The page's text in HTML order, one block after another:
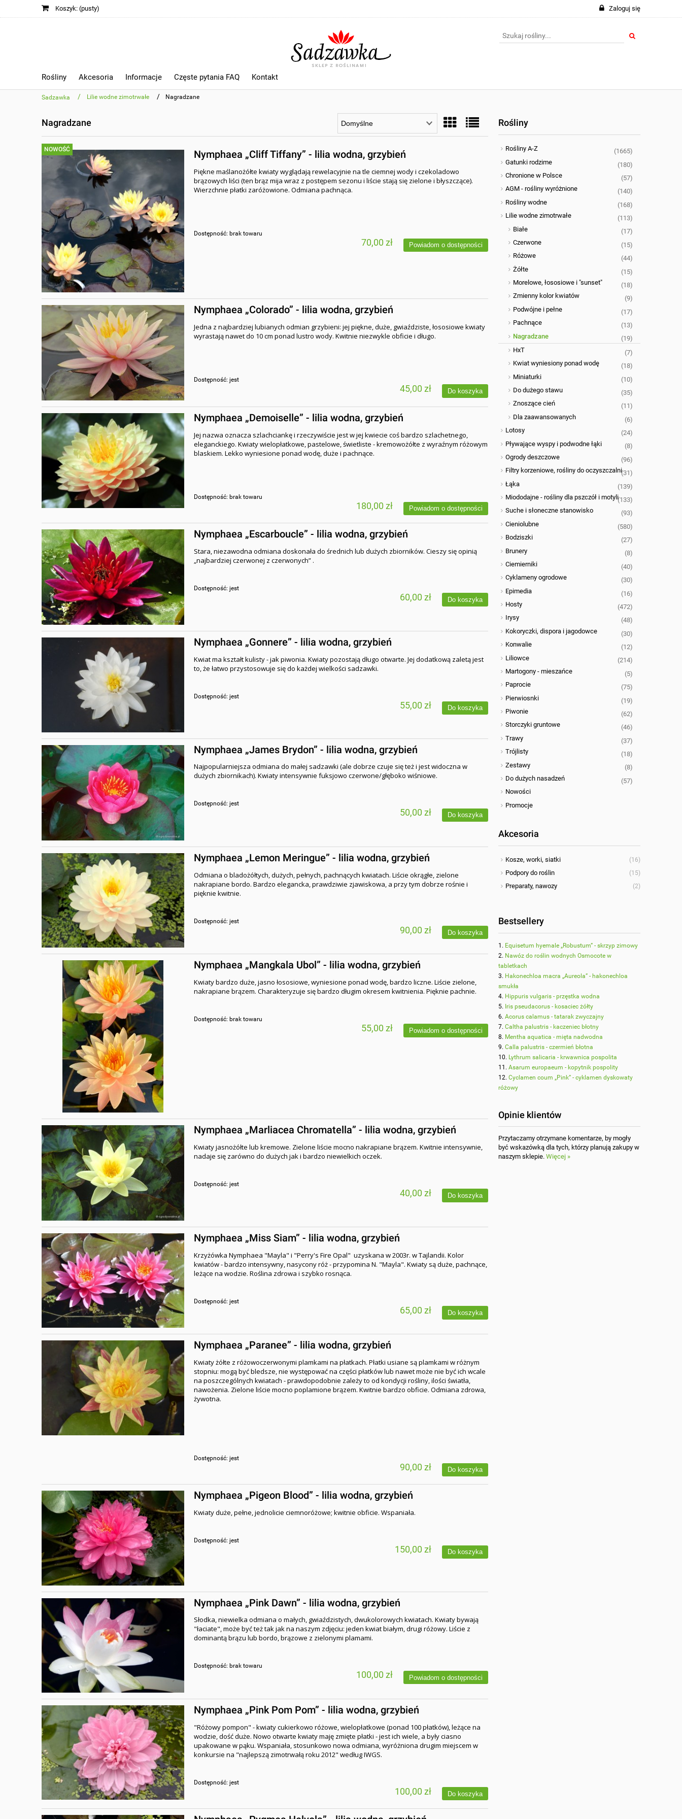
Zaloguj się
Koszyk: (pusty)
Rośliny Akcesoria Informacje Częste pytania FAQ Kontakt
Sadzawka / Lilie wodne zimotrwałe / Nagradzane
Nagradzane
Nymphaea „Cliff Tiffany” - lilia wodna, grzybień
Piękne maślanożółte kwiaty wyglądają rewelacyjnie na tle ciemnej wody i czekoladowo
brązowych liści (ten brąz mija wraz z postępem sezonu i liście stają się zielone i błyszczące).
Wierzchnie płatki zaróżowione. Odmiana pachnąca.
Dostępność: brak towaru
70,00 zł Powiadom o dostępności
NOWOŚĆ
Nymphaea „Colorado” - lilia wodna, grzybień
Jedna z najbardziej lubianych odmian grzybieni: jej piękne, duże, gwiaździste, łososiowe kwiaty
wyrastają nawet do 10 cm ponad lustro wody. Kwitnie niezwykle obficie i długo.
Dostępność: jest
45,00 zł Do koszyka
Nymphaea „Demoiselle” - lilia wodna, grzybień
Jej nazwa oznacza szlachciankę i rzeczywiście jest w jej kwiecie coś bardzo szlachetnego,
eleganckiego. Kwiaty wielopłatkowe, pastelowe, świetliste - kremowożółte z wyraźnym różowym
blaskiem. Lekko wyniesione ponad wodę, duże i pachnące.
Dostępność: brak towaru
180,00 zł Powiadom o dostępności
Nymphaea „Escarboucle” - lilia wodna, grzybień
Stara, niezawodna odmiana doskonała do średnich lub dużych zbiorników. Cieszy się opinią
„najbardziej czerwonej z czerwonych” .
Dostępność: jest
60,00 zł Do koszyka
Nymphaea „Gonnere” - lilia wodna, grzybień
Kwiat ma kształt kulisty - jak piwonia. Kwiaty pozostają długo otwarte. Jej dodatkową zaletą jest
to, że łatwo przystosowuje się do każdej wielkości sadzawki.
Dostępność: jest
55,00 zł Do koszyka
Nymphaea „James Brydon” - lilia wodna, grzybień
Najpopularniejsza odmiana do małej sadzawki (ale dobrze czuje się też i jest widoczna w
dużych zbiornikach). Kwiaty intensywnie fuksjowo czerwone/głęboko wiśniowe.
Dostępność: jest
50,00 zł Do koszyka
Nymphaea „Lemon Meringue” - lilia wodna, grzybień
Odmiana o bladożółtych, dużych, pełnych, pachnących kwiatach. Liście okrągłe, zielone
nakrapiane bordo. Bardzo elegancka, prawdziwie zjawiskowa, a przy tym dobrze rośnie i
pięknie kwitnie.
Dostępność: jest
90,00 zł Do koszyka
Nymphaea „Mangkala Ubol” - lilia wodna, grzybień
Kwiaty bardzo duże, jasno łososiowe, wyniesione ponad wodę, bardzo liczne. Liście zielone,
nakrapiane brązem. Charakteryzuje się bardzo długim okresem kwitnienia. Pięknie pachnie.
Dostępność: brak towaru
55,00 zł Powiadom o dostępności
Nymphaea „Marliacea Chromatella” - lilia wodna, grzybień
Kwiaty jasnożółte lub kremowe. Zielone liście mocno nakrapiane brązem. Kwitnie intensywnie,
nadaje się zarówno do dużych jak i bardzo niewielkich oczek.
Dostępność: jest
40,00 zł Do koszyka
Nymphaea „Miss Siam” - lilia wodna, grzybień
Krzyżówka Nymphaea "Mayla" i "Perry's Fire Opal" uzyskana w 2003r. w Tajlandii. Kolor
kwiatów - bardzo intensywny, nasycony róż - przypomina N. "Mayla". Kwiaty są duże, pachnące,
leżące na wodzie. Roślina zdrowa i szybko rosnąca.
Dostępność: jest
65,00 zł Do koszyka
Nymphaea „Paranee” - lilia wodna, grzybień
Kwiaty żółte z różowoczerwonymi plamkami na płatkach. Płatki usiane są plamkami w różnym
stopniu: mogą być bledsze, nie występować na części płatków lub nawet może nie być ich wcale
na poszczególnych kwiatach - prawdopodobnie zależy to od kondycji rośliny, ilości światła,
nawożenia. Zielone liście mocno poplamione brązem. Kwitnie bardzo obficie. Odmiana zdrowa,
żywotna.
Dostępność: jest
90,00 zł Do koszyka
Nymphaea „Pigeon Blood” - lilia wodna, grzybień
Kwiaty duże, pełne, jednolicie ciemnoróżowe; kwitnie obficie. Wspaniała.
Dostępność: jest
150,00 zł Do koszyka
Nymphaea „Pink Dawn” - lilia wodna, grzybień
Słodka, niewielka odmiana o małych, gwiaździstych, dwukolorowych kwiatach. Kwiaty bywają
"łaciate", może być też tak jak na naszym zdjęciu: jeden kwiat białym, drugi różowy. Liście z
dominantą brązu lub bordo, brązowe z zielonymi plamami.
Dostępność: brak towaru
100,00 zł Powiadom o dostępności
Nymphaea „Pink Pom Pom” - lilia wodna, grzybień
"Różowy pompon" - kwiaty cukierkowo różowe, wielopłatkowe (ponad 100 płatków), leżące na
wodzie, dość duże. Nowo otwarte kwiaty maję zmięte płatki - jest ich wiele, a były ciasno
upakowane w pąku. Wspaniała, stosunkowo nowa odmiana, wyróżniona drugim miejscem w
konkursie na "najlepszą zimotrwałą roku 2012" według IWGS.
Dostępność: jest
100,00 zł Do koszyka
Rośliny
Rośliny A-Z
(1665)
Gatunki rodzime
(180)
Chronione w Polsce
(57)
AGM - rośliny wyróżnione
(140)
Rośliny wodne
(168)
Lilie wodne zimotrwałe
(113)
Białe
(17)
Czerwone
(15)
Różowe
(44)
Żółte
(15)
Morelowe, łososiowe i "sunset"
(18)
Zmienny kolor kwiatów
(9)
Podwójne i pełne
(17)
Pachnące
(13)
Nagradzane
(19)
HxT
(7)
Kwiat wyniesiony ponad wodę
(18)
Miniaturki
(10)
Do dużego stawu
(35)
Znoszące cień
(11)
Dla zaawansowanych
(6)
Lotosy
(24)
Pływające wyspy i podwodne łąki
(8)
Ogrody deszczowe
(96)
Filtry korzeniowe, rośliny do oczyszczalni(31)
Łąka
(139)
Miododajne - rośliny dla pszczół i motyli(133)
Suche i słoneczne stanowisko
(93)
Cieniolubne
(580)
Bodziszki
(27)
Brunery
(8)
Ciemierniki
(40)
Cyklameny ogrodowe
(30)
Epimedia
(16)
Hosty
(472)
Irysy
(48)
Kokoryczki, dispora i jagodowce
(30)
Konwalie
(12)
Liliowce
(214)
Martogony - mieszańce
(5)
Paprocie
(75)
Pierwiosnki
(19)
Piwonie
(62)
Storczyki gruntowe
(46)
Trawy
(37)
Trójlisty
(18)
Zestawy
(8)
Do dużych nasadzeń
(57)
Nowości
Promocje
Akcesoria
Kosze, worki, siatki (16)
Podpory do roślin (15)
Preparaty, nawozy (2)
Bestsellery
Equisetum hyemale „Robustum” - skrzyp zimowy
Nawóz do roślin wodnych Osmocote w
tabletkach
Hakonechloa macra „Aureola” - hakonechloa
smukła
Hippuris vulgaris - przęstka wodna
Iris pseudacorus - kosaciec żółty
Acorus calamus - tatarak zwyczajny
Caltha palustris - kaczeniec błotny
Mentha aquatica - mięta nadwodna
Calla palustris - czermień błotna
Lythrum salicaria - krwawnica pospolita
Asarum europaeum - kopytnik pospolity
Cyclamen coum „Pink” - cyklamen dyskowaty
różowy
Opinie klientów
Przytaczamy otrzymane komentarze, by mogły
być wskazówką dla tych, którzy planują zakupy w
naszym sklepie. Więcej »